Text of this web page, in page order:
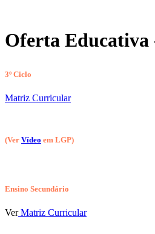
Oferta
3º Ciclo
Matriz Curricular
(Ver Vídeo em LGP)
Ensino Secundário
VerMatriz Curricular